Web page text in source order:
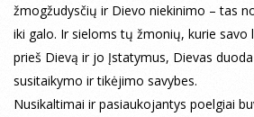
žmogžudysčių ir Dievo niekinimo – tas
iki galo. Ir sieloms tų žmonių, kurie savo
prieš Dievą ir jo Įstatymus, Dievas
susitaikymo ir tikėjimo savybes.
Nusikaltimai ir pasiaukojantys poelgiai